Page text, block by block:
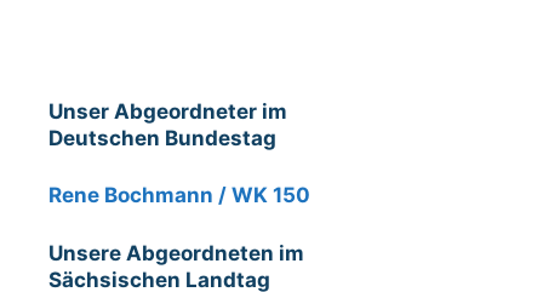
Unser Abgeordneter im
Deutschen Bundestag
Rene Bochmann / WK 150
Unsere Abgeordneten im
Sächsischen Landtag